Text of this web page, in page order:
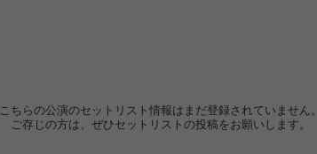
こちらの公演のセットリスト情報はまだ登録されていません。
ご存じの方は、ぜひセットリストの投稿をお願いします。